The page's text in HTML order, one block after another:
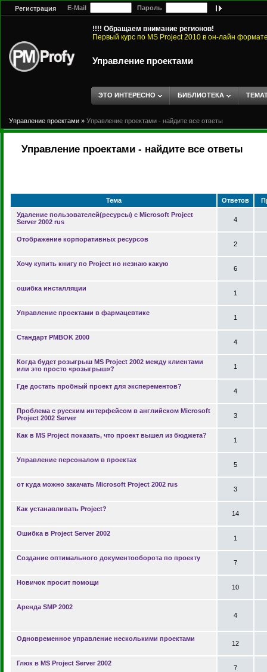
Регистрация E-Mail Пароль
!!!! Обращаем внимание регионов!
Первый курс по MS Project 2010 в он-лайн
Управление проектами
ЭТО ИНТЕРЕСНО БИБЛИОТЕКА
Управление проектами » Управление проектами - найдите все ответы
Управление проектами - найдите все ответы
Тема Ответов
Удаление пользователей(ресурсы) с Microsoft Project
Server 2002 rus
4
Отображение корпоративных ресурсов
2
Хочу купить книгу по Project но незнаю какую
6
ошибка инсталляции
1
Управление проектами в фармацевтике
1
Стандарт PMBOK 2000
4
Когда будет розыгрыш MS Project 2002 между клиентами
или это просто «розыгрыш»?
1
Где достать пробный проект для эксперементов?
4
Проблема с русским интерфейсом в английском Microsoft
Project 2002 Server
3
Как в MS Project показать, что проект вышел из бюджета?
1
Управление персоналом в проектах
5
от куда можно закачать Microsoft Project 2002 rus
3
Как устанавливать Project?
14
Ошибка в Project Server 2002
1
Создание оптимального документооборота по проекту
7
Новичок просит помощи
10
Аренда SMP 2002
4
Одновременное управление несколькими проектами
12
Глюк в MS Project Server 2002
7